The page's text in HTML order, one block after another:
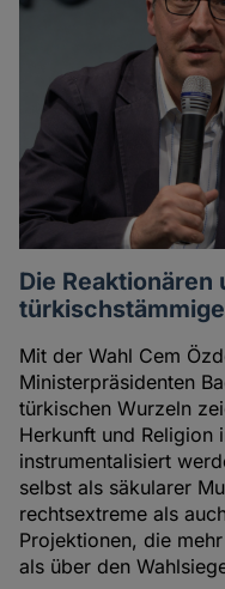
Die Reaktionären
Mit der Wahl Cem
Ministerpräsidenten
türkischen Wurzeln
Herkunft und Religion
instrumentalisiert
selbst als säkularer
rechtsextreme als
Projektionen, die
als über den